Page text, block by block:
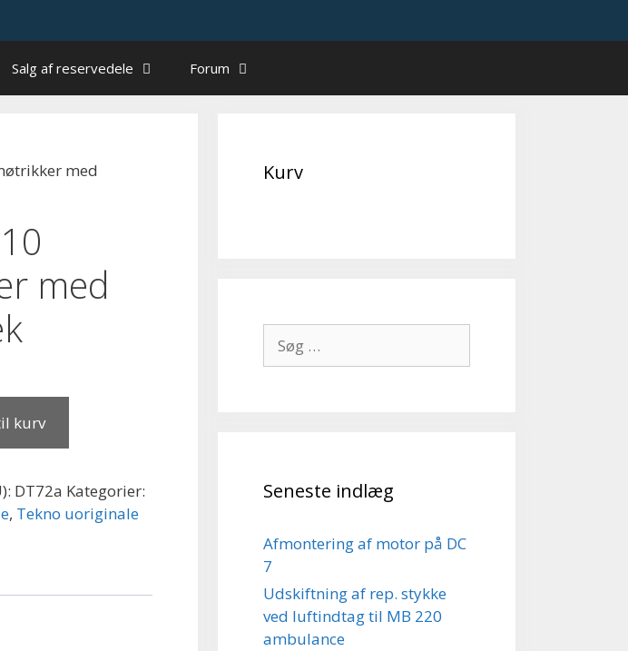
Salg af reservedele Forum
med
med
kurv
DT72a Kategorier:
, Tekno uoriginale
Kurv
efter:
Seneste indlæg
Afmontering af motor på DC
7
Udskiftning af rep. stykke
ved luftindtag til MB 220
ambulance